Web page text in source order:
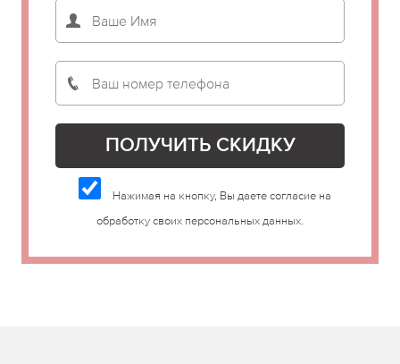
Нажимая на кнопку, Вы даете согласие на
обработку своих персональных данных.